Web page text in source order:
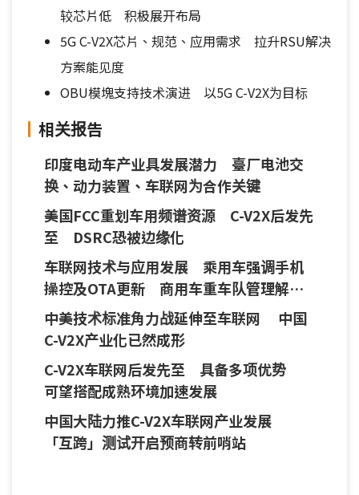
较芯片低 积极展开布局
5G C-V2X芯片、规范、应用需求 拉升RSU解决
方案能见度
OBU模塊支持技术演进 以5G C-V2X为目标
相关报告
印度电动车产业具发展潜力 臺厂电池交
换、动力装置、车联网为合作关键
美国FCC重划车用频谱资源 C-V2X后发先
至 DSRC恐被边缘化
车联网技术与应用发展 乘用车强调手机
操控及OTA更新 商用车重车队管理解决
业主痛点
中美技术标准角力战延伸至车联网 中国
C-V2X产业化已然成形
C-V2X车联网后发先至 具备多项优势
可望搭配成熟环境加速发展
中国大陆力推C-V2X车联网产业发展
「互跨」测试开启预商转前哨站